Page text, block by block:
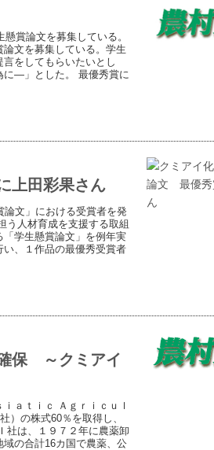
賞論文を募集している。
文を募集している。学生
をしてもらいたいとし
に―」とした。 最優秀賞に
上田彩果さん
文」における受賞者を発
う人材育成を支援する取組
学生懸賞論文」を例年実
、１作品の最優秀受賞者
保 ～クミアイ
ａｔｉｃ Ａｇｒｉｃｕｌ
）の株式60％を取得し、
社は、１９７２年に農薬卸
の合計16カ国で農薬、公